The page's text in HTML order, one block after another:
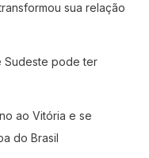
sua relação
Sudeste pode ter
ao Vitória e se
do Brasil